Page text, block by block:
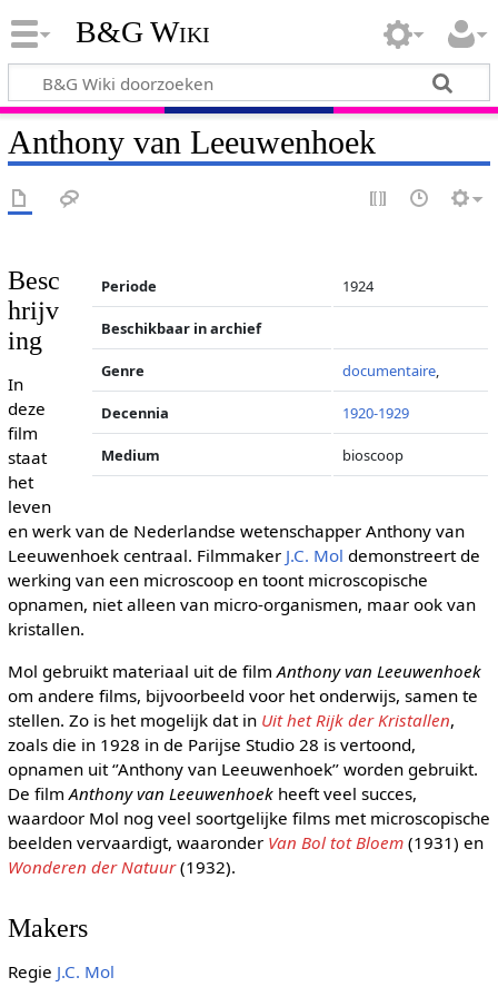
B&G Wiki
Anthony van Leeuwenhoek
Periode 1924
Beschikbaar in archief
Genre documentaire,
Decennia 1920-1929
Medium bioscoop
Besc
hrijv
ing
In
deze
film
staat
het
leven
en werk van de Nederlandse wetenschapper Anthony van
Leeuwenhoek centraal. Filmmaker J.C. Mol demonstreert de
werking van een microscoop en toont microscopische
opnamen, niet alleen van micro-organismen, maar ook van
kristallen.
Mol gebruikt materiaal uit de film Anthony van Leeuwenhoek
om andere films, bijvoorbeeld voor het onderwijs, samen te
stellen. Zo is het mogelijk dat in Uit het Rijk der Kristallen,
zoals die in 1928 in de Parijse Studio 28 is vertoond,
opnamen uit ‘’Anthony van Leeuwenhoek’’ worden gebruikt.
De film Anthony van Leeuwenhoekheeft veel succes,
waardoor Mol nog veel soortgelijke films met microscopische
beelden vervaardigt, waaronder Van Bol tot Bloem(1931) en
Wonderen der Natuur(1932).
Makers
Regie J.C. Mol